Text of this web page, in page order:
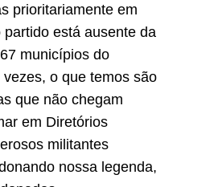
prioritariamente em
está ausente da
municípios do
o que temos são
que não chegam
em Diretórios
militantes
nossa legenda,